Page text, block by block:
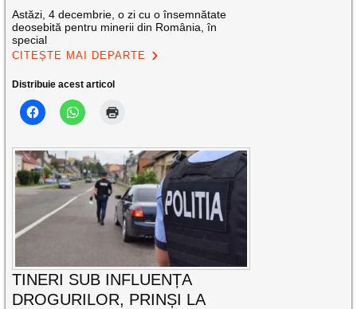
Astăzi, 4 decembrie, o zi cu o însemnătate
deosebită pentru minerii din România, în
special
CITEȘTE MAI DEPARTE
Distribuie acest articol
TINERI SUB INFLUENȚA
DROGURILOR, PRINȘI LA